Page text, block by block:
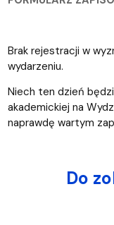
Brak rejestracji w
wydarzeniu.
Niech ten dzień
akademickiej na
naprawdę wartym
Do